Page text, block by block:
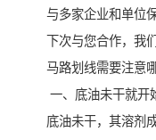
与多家企业和单位
下次与您合作，我
马路划线需要注意
一、底油未干就开
底油未干，其溶剂